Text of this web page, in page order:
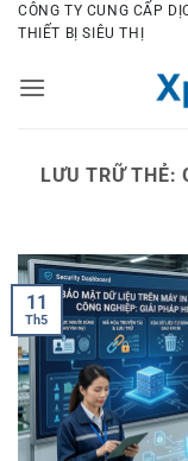
Bỏ
qua
dung
CÔNG TY CUNG CẤP
THIẾT BỊ SIÊU THỊ
LƯU TRỮ THẺ:
11
Th5